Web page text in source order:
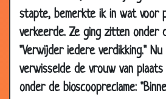
stapte, bemerkte ik in wat voor
verkeerde. Ze ging zitten onder
"Verwijder iedere verdikking."
verwisselde de vrouw van
onder de bioscoopreclame:
27 Apr
2008
Nieuwe Boekhoudster
21 Apr
2008
Vastzitten
21 Apr
Dilemma